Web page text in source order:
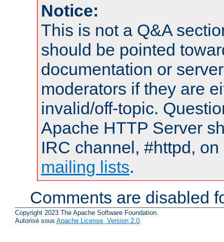
Notice:
This is not a Q&A
should be pointed
documentation or
moderators if they are
invalid/off-topic.
Apache HTTP Server
IRC channel, #httpd,
mailing lists.
Comments are disabled
Copyright 2023 The Apache Software Foundation.
Autorisé sous Apache License, Version 2.0.